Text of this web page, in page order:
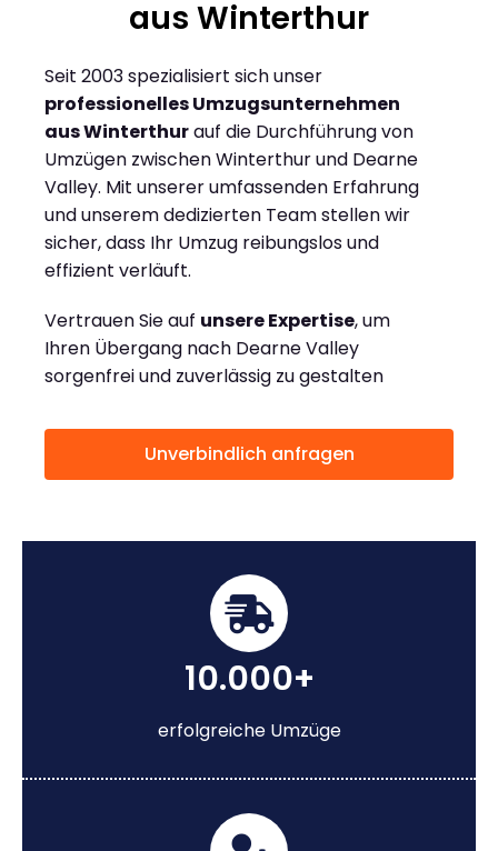
aus Winterthur
Seit 2003 spezialisiert sich unser
professionelles Umzugsunternehmen
aus Winterthurauf die Durchführung von
Umzügen zwischen Winterthur und Dearne
Valley. Mit unserer umfassenden Erfahrung
und unserem dedizierten Team stellen wir
sicher, dass Ihr Umzug reibungslos und
effizient verläuft.
Vertrauen Sie auf unsere Expertise, um
Ihren Übergang nach Dearne Valley
sorgenfrei und zuverlässig zu gestalten
Unverbindlich anfragen
10.000+
erfolgreiche Umzüge